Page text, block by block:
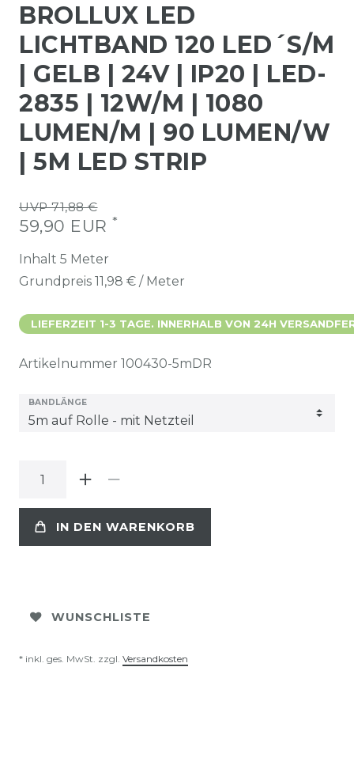
BROLLUX LED
LICHTBAND 120 LED´S/M
| GELB | 24V | IP20 | LED-
2835 | 12W/M | 1080
LUMEN/M | 90 LUMEN/W
| 5M LED STRIP
UVP 71,88 €
59,90 EUR *
Inhalt 5 Meter
Grundpreis 11,98 € / Meter
LIEFERZEIT 1-3 TAGE. INNERHALB VON 24H
Artikelnummer 100430-5mDR
BANDLÄNGE
IN DEN WARENKORB
WUNSCHLISTE
* inkl. ges. MwSt. zzgl. Versandkosten